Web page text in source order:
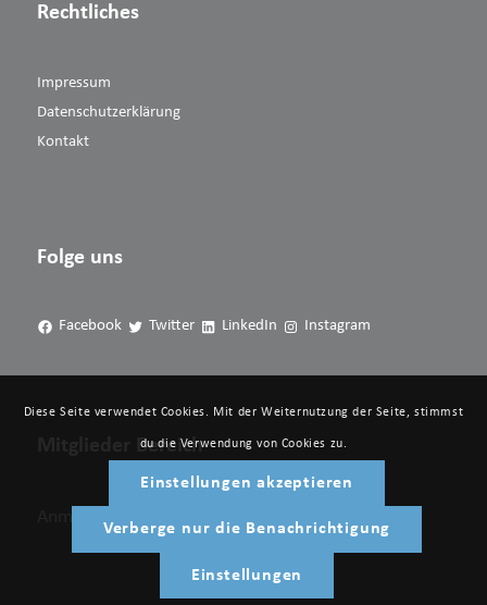
Rechtliches
Impressum
Datenschutzerklärung
Kontakt
Folge uns
Facebook Twitter LinkedIn Instagram
Mitglieder Bereich
Diese Seite verwendet Cookies. Mit der Weiternutzung der Seite, stimmst
du die Verwendung von Cookies zu.
Einstellungen akzeptieren
Verberge nur die Benachrichtigung
Einstellungen